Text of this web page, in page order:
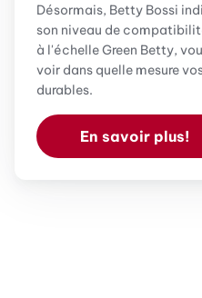
Désormais, Betty Bossi
son niveau de
à l'échelle Green Betty,
voir dans quelle mesure
durables.
En savoir plus!